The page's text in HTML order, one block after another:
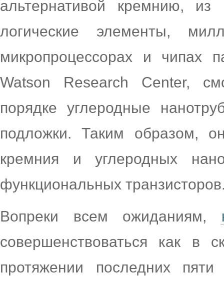
альтернативой кремнию, из
логические элементы,
микропроцессорах и чипах
Watson Research Center,
порядке углеродные
подложки. Таким образом,
кремния и углеродных
функциональных
Вопреки всем ожиданиям,
совершенствоваться как в
протяжении последних